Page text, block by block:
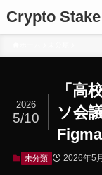
Crypto
「高
ソ会
2026
5/10
未分類 2026年5